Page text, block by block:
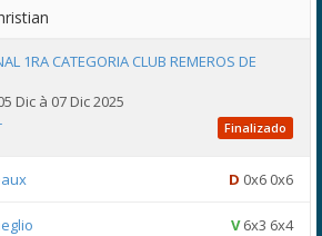
1RA CATEGORIA CLUB REMEROS DE
Dic à 07 Dic 2025
Finalizado
D 0x6 0x6
V6x3 6x4